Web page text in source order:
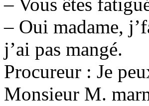
– Oui madame,
j’ai pas mangé.
Procureur : Je
Monsieur M.